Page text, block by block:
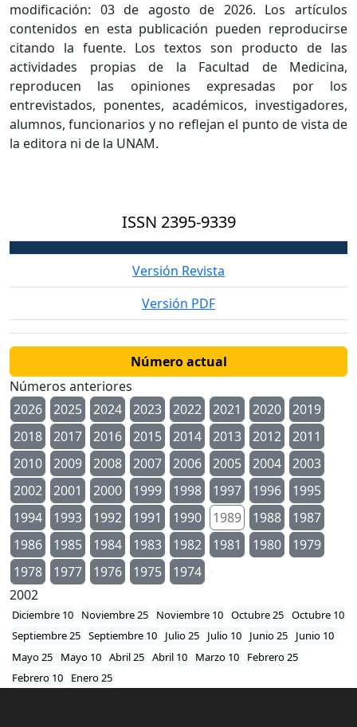
modificación: 03 de agosto de 2026. Los artículos
contenidos en esta publicación pueden reproducirse
citando la fuente. Los textos son producto de las
actividades propias de la Facultad de Medicina,
reproducen las opiniones expresadas por los
entrevistados, ponentes, académicos, investigadores,
alumnos, funcionarios y no reflejan el punto de vista de
la editora ni de la UNAM.
ISSN 2395-9339
Versión Revista
Versión PDF
Número actual
Números anteriores
2026
2025 2024 2023 2022 2021 2020
2019
2018
2017 2016 2015 2014 2013 2012
2011
2010
2009 2008 2007 2006 2005 2004
2003
2002
2001 2000 1999 1998 1997 1996
1995
1994
1993 1992 1991 1990 1989 1988
1987
1986
1985 1984 1983 1982 1981 1980
1979
1978
1977 1976 1975
1974
2002
Diciembre 10 Noviembre 25 Noviembre 10 Octubre 25 Octubre 10
Septiembre 25 Septiembre 10 Julio 25 Julio 10 Junio 25
Junio 10
Mayo 25
Mayo 10 Abril 25 Abril 10 Marzo 10
Febrero 25
Febrero 10
Enero 25